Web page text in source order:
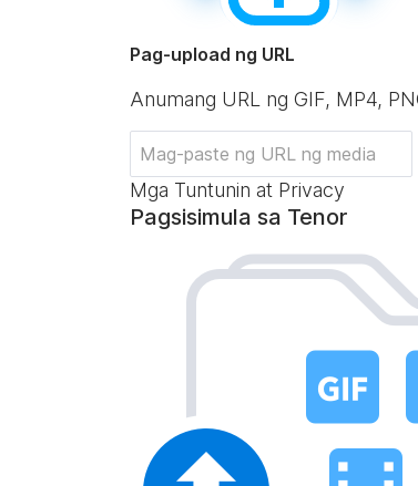
Pag-upload ng URL
Anumang URL ng GIF, MP4,
Mga Tuntunin at Privacy
Pagsisimula sa Tenor